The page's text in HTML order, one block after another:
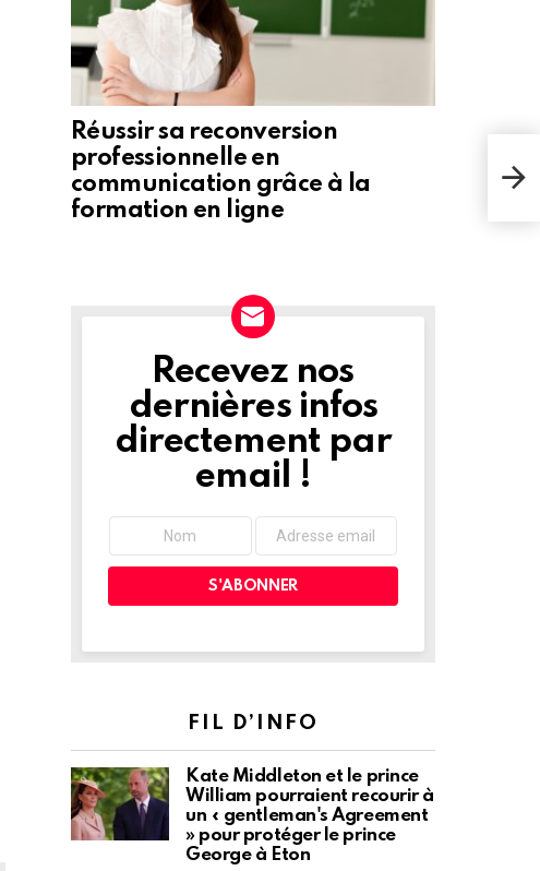
en
Réussir sa reconversion
professionnelle en
communication grâce à la
formation en ligne
NEWSLETTER
Recevez nos
dernières infos
directement par
email !
FIL D’INFO
Kate Middleton et le prince
William pourraient recourir à
un « gentleman's Agreement
» pour protéger le prince
George à Eton